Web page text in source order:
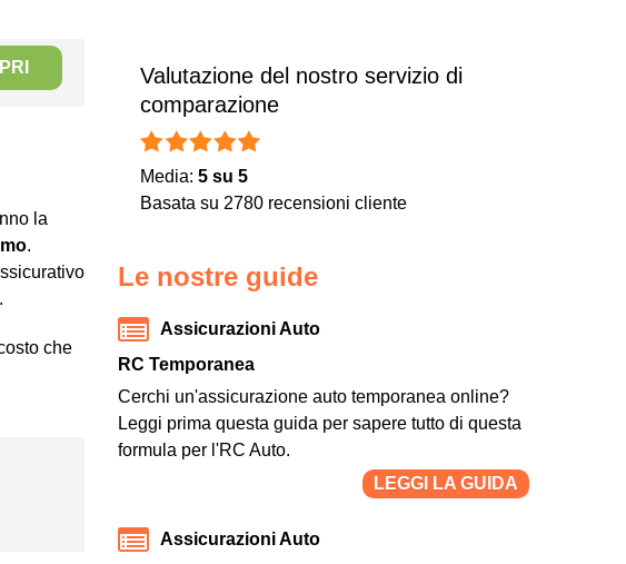
la
.
che
Valutazione del nostro servizio di
comparazione
Media: 5 su 5
Basata su 2780 recensioni cliente
Le nostre guide
Assicurazioni Auto
RC Temporanea
Cerchi un'assicurazione auto temporanea online?
Leggi prima questa guida per sapere tutto di questa
formula per l'RC Auto.
LEGGI LA GUIDA
Assicurazioni Auto